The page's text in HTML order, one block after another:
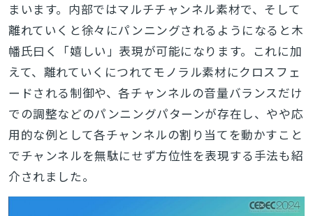
まいます。内部ではマルチチャンネル素材で、そして
離れていくと徐々にパンニングされるようになると木
幡氏曰く「嬉しい」表現が可能になります。これに加
えて、離れていくにつれてモノラル素材にクロスフェ
ードされる制御や、各チャンネルの音量バランスだけ
での調整などのパンニングパターンが存在し、やや応
用的な例として各チャンネルの割り当てを動かすこと
でチャンネルを無駄にせず方位性を表現する手法も紹
介されました。